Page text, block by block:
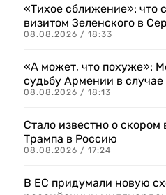
«Тихое сближение»: что
визитом Зеленского в
08.08.2026 / 18:33
«А может, что похуже»:
судьбу Армении в
08.08.2026 / 18:13
Стало известно о
Трампа в Россию
08.08.2026 / 17:24
В ЕС придумали новую